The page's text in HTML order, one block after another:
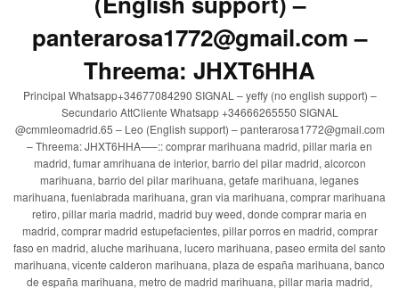
panterarosa1772@gmail.com –
Threema: JHXT6HHA
Principal Whatsapp+34677084290 SIGNAL – yeffy (no english support) –
Secundario AttCliente Whatsapp +34666265550 SIGNAL
@cmmleomadrid.65 – Leo (English support) – panterarosa1772@gmail.com
– Threema: JHXT6HHA—–:: comprar marihuana madrid, pillar maria en
madrid, fumar amrihuana de interior, barrio del pilar madrid, alcorcon
marihuana, barrio del pilar marihuana, getafe marihuana, leganes
marihuana, fuenlabrada marihuana, gran via marihuana, comprar marihuana
retiro, pillar maria madrid, madrid buy weed, donde comprar maria en
madrid, comprar madrid estupefacientes, pillar porros en madrid, comprar
faso en madrid, aluche marihuana, lucero marihuana, paseo ermita del santo
marihuana, vicente calderon marihuana, plaza de españa marihuana, banco
de españa marihuana, metro de madrid marihuana, pillar maria madrid,